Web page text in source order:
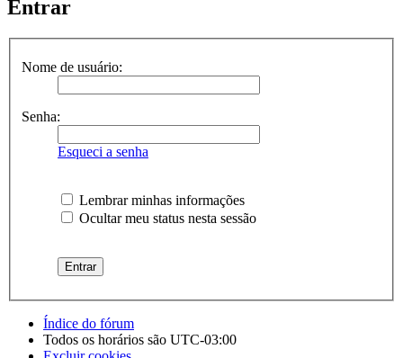
Entrar
Nome de usuário:
Senha:
Esqueci a senha
Lembrar minhas informações
Ocultar meu status nesta sessão
Índice do fórum
Todos os horários são UTC-03:00